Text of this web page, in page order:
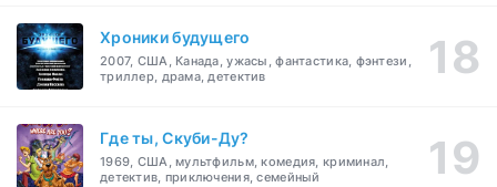
Хроники будущего
2007, США, Канада, ужасы, фантастика, фэнтези,
триллер, драма, детектив
Где ты, Скуби-Ду?
1969, США, мультфильм, комедия, криминал,
детектив, приключения, семейный